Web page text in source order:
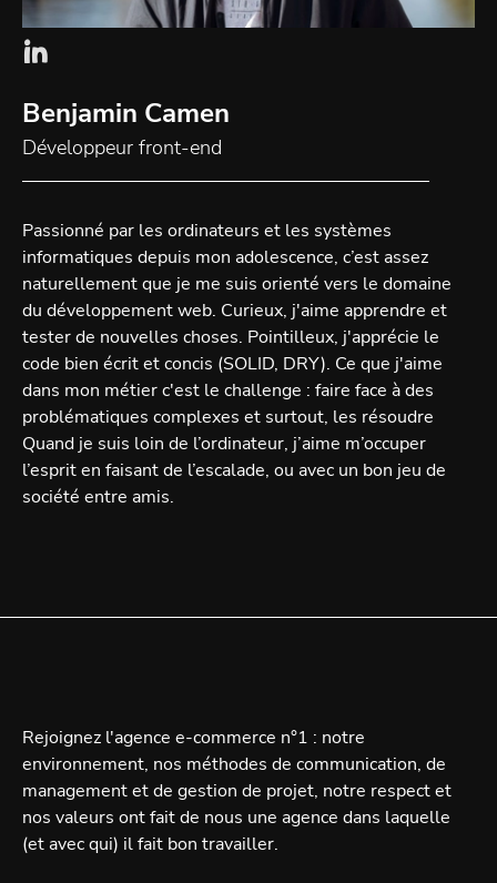
Lien externe vers la page linkedin de Blackbird
Benjamin Camen
Développeur front-end
Passionné par les ordinateurs et les systèmes
informatiques depuis mon adolescence, c’est assez
naturellement que je me suis orienté vers le domaine
du développement web. Curieux, j'aime apprendre et
tester de nouvelles choses. Pointilleux, j'apprécie le
code bien écrit et concis (SOLID, DRY). Ce que j'aime
dans mon métier c'est le challenge : faire face à des
problématiques complexes et surtout, les résoudre
Quand je suis loin de l’ordinateur, j’aime m’occuper
l’esprit en faisant de l’escalade, ou avec un bon jeu de
société entre amis.
Rejoignez l'agence e-commerce n°1 : notre
environnement, nos méthodes de communication, de
management et de gestion de projet, notre respect et
nos valeurs ont fait de nous une agence dans laquelle
(et avec qui) il fait bon travailler.